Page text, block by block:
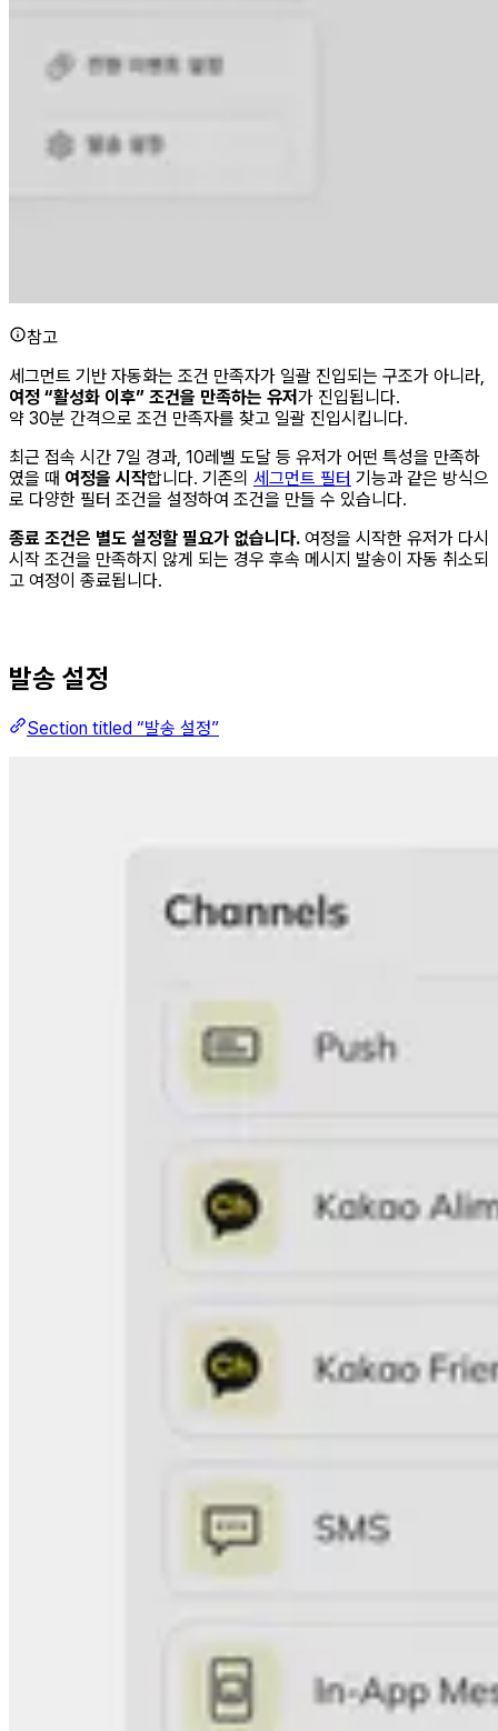
참고
세그먼트 기반 자동화는 조건 만족자가 일괄 진입되는 구조가 아니라,
여정 “활성화 이후” 조건을 만족하는 유저가 진입됩니다.
약 30분 간격으로 조건 만족자를 찾고 일괄 진입시킵니다.
최근 접속 시간 7일 경과, 10레벨 도달 등 유저가 어떤 특성을 만족하
였을 때 여정을 시작합니다. 기존의 세그먼트 필터 기능과 같은 방식으
로 다양한 필터 조건을 설정하여 조건을 만들 수 있습니다.
종료 조건은 별도 설정할 필요가 없습니다. 여정을 시작한 유저가 다시
시작 조건을 만족하지 않게 되는 경우 후속 메시지 발송이 자동 취소되
고 여정이 종료됩니다.
발송 설정
Section titled “발송 설정”